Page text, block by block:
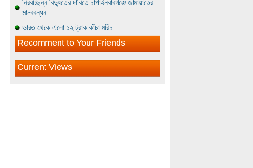
নিরবচ্ছিন্ন বিদ্যুতের দাবিতে চাঁপাইনবাবগঞ্জে জামায়াতের
মানববন্ধন
ভারত থেকে এলো ১২ ট্রাক কাঁচা মরিচ
Recomment to Your Friends
Current Views